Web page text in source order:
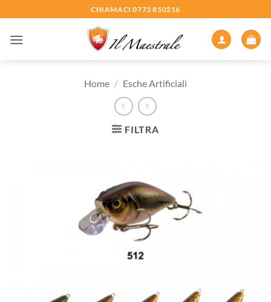
ai
contenuti
CHIAMACI 0773 850216
Home / Esche Artificiali
FILTRA